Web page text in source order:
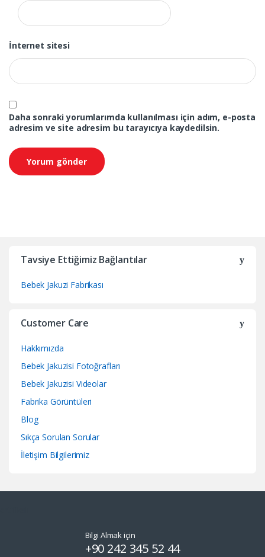
İnternet sitesi
Daha sonraki yorumlarımda kullanılması için adım, e-posta
adresim ve site adresim bu tarayıcıya kaydedilsin.
Tavsiye Ettiğimiz Bağlantılar
Bebek Jakuzi Fabrikası
Customer Care
Hakkımızda
Bebek Jakuzisi Fotoğrafları
Bebek Jakuzisi Videolar
Fabrika Görüntüleri
Blog
Sıkça Sorulan Sorular
İletişim Bilgilerimiz
Bilgi Almak için
+90 242 345 52 44